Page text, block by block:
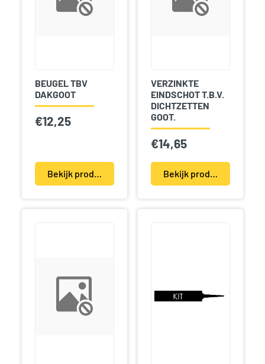
BEUGEL TBV
DAKGOOT
€12,25
Bekijk product(en)
VERZINKTE
EINDSCHOT T.B.V.
DICHTZETTEN
GOOT.
€14,65
Bekijk product(en)